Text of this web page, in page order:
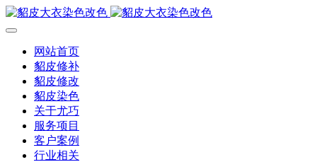
网站首页
貂皮修补
貂皮修改
貂皮染色
关于尤巧
服务项目
客户案例
行业相关